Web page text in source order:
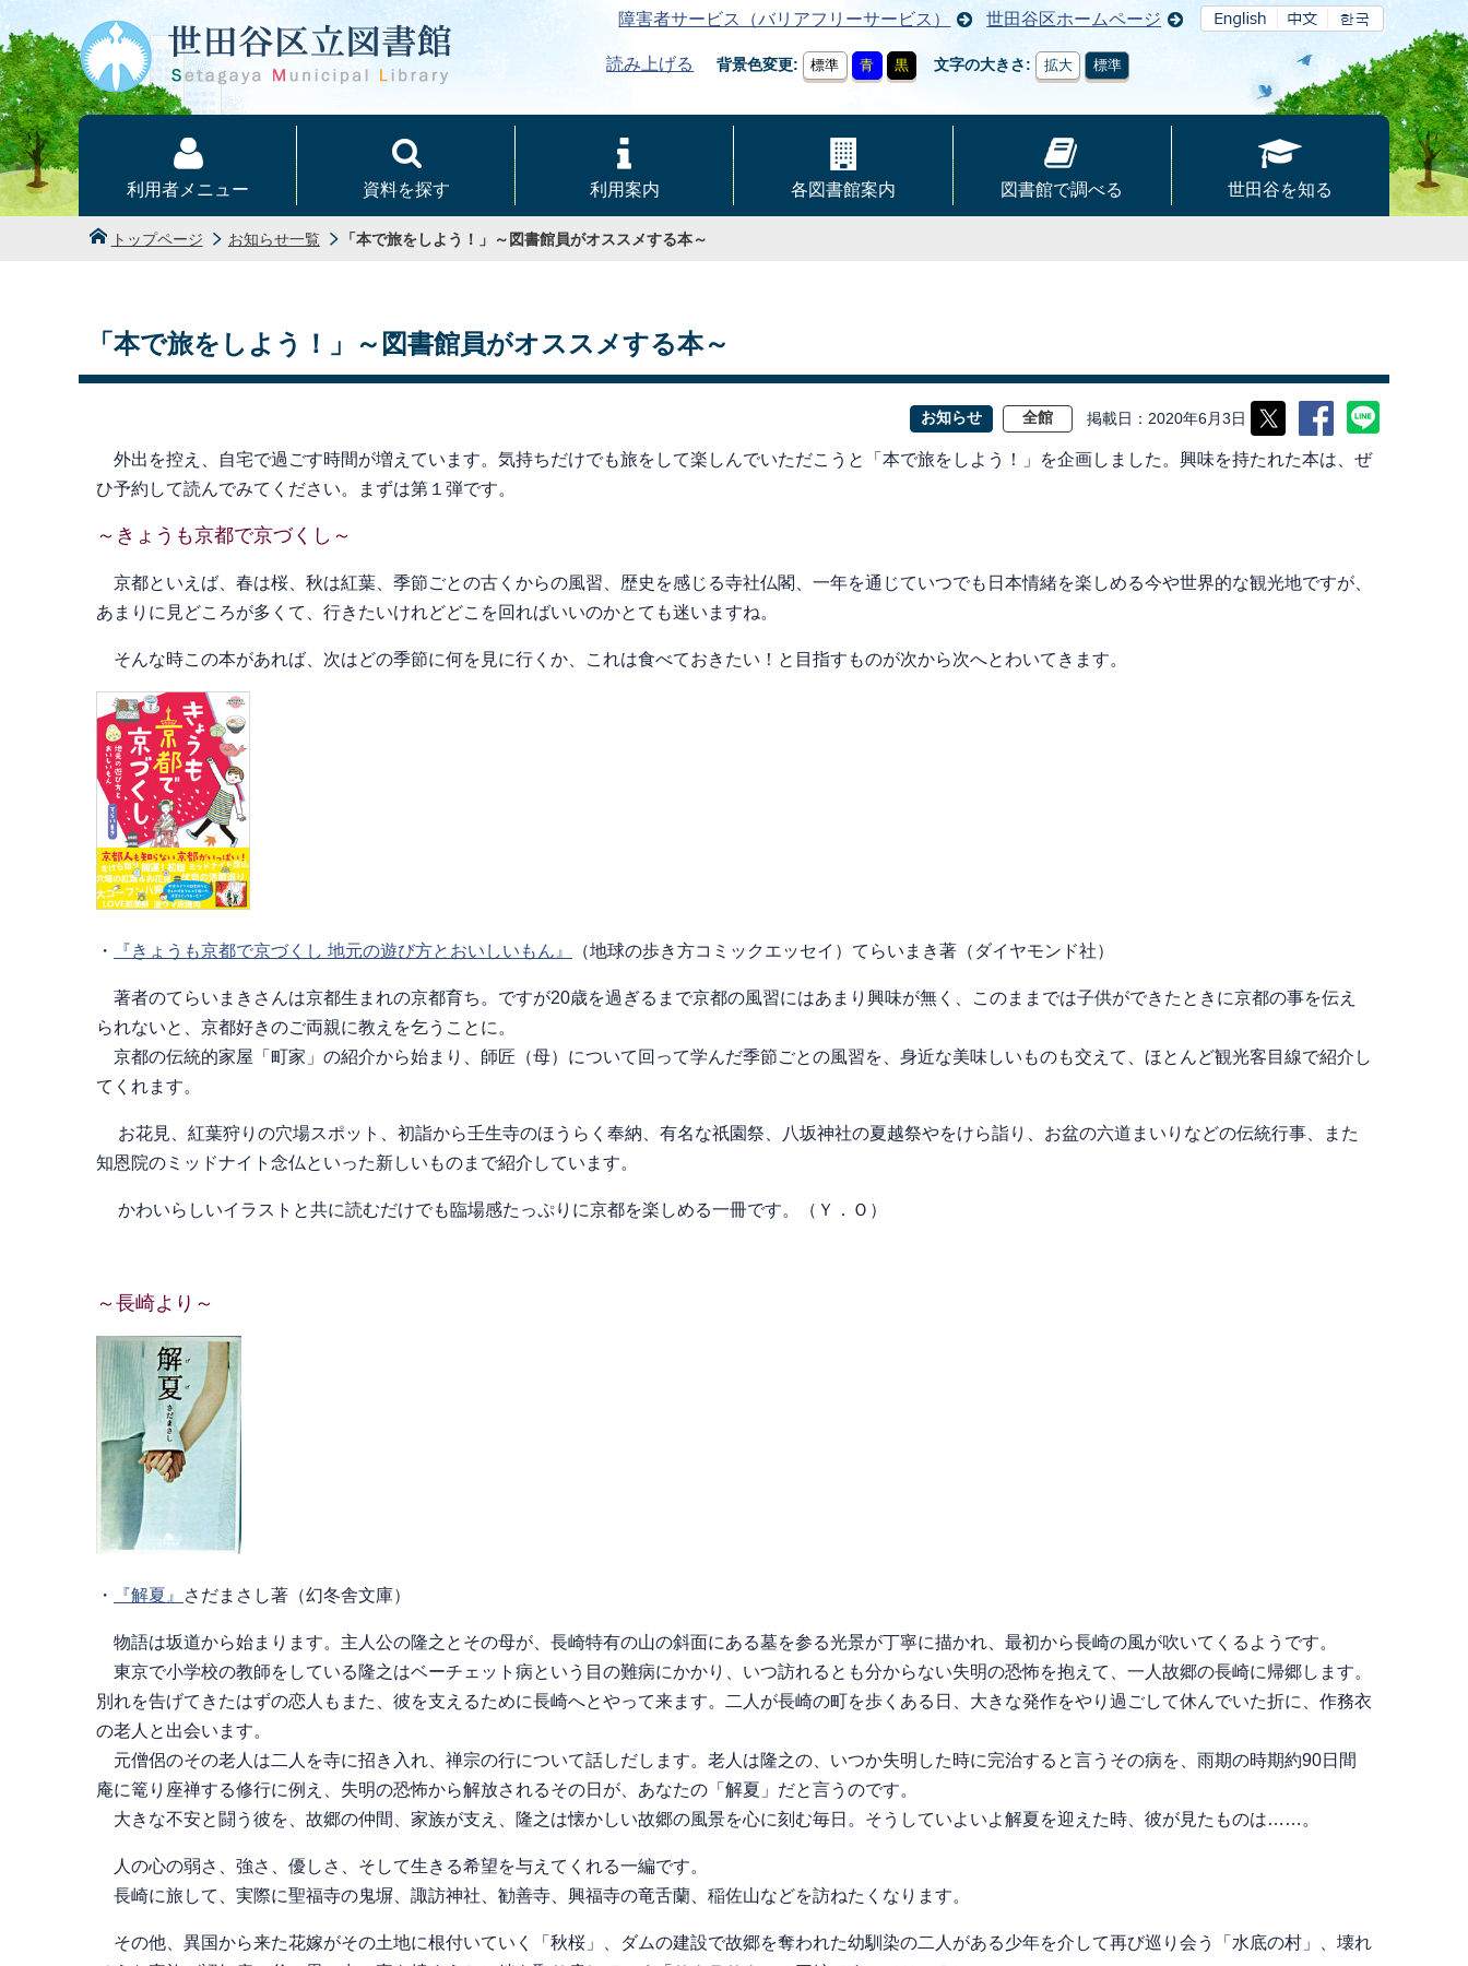
本文へ
障害者サービス（バリアフリーサービス） 世田谷区ホームページ
読み上げる 背景色変更 標準 青 黒 文字の大きさ 拡大 標準
利用者メニュー 資料を探す 利用案内 各図書館案内 図書館で調べる 世田谷を知る
トップページ お知らせ一覧 「本で旅をしよう！」～図書館員がオススメする本～
「本で旅をしよう！」～図書館員がオススメする本～
お知らせ 全館 掲載日 2020年6月3日
外出を控え、自宅で過ごす時間が増えています。気持ちだけでも旅をして楽しんでいただこうと「本で旅をしよう！」を企画しました。興味を持たれた本は、ぜ
ひ予約して読んでみてください。まずは第１弾です。
～きょうも京都で京づくし～
京都といえば、春は桜、秋は紅葉、季節ごとの古くからの風習、歴史を感じる寺社仏閣、一年を通じていつでも日本情緒を楽しめる今や世界的な観光地ですが、
あまりに見どころが多くて、行きたいけれどどこを回ればいいのかとても迷いますね。
そんな時この本があれば、次はどの季節に何を見に行くか、これは食べておきたい！と目指すものが次から次へとわいてきます。
・ 『きょうも京都で京づくし 地元の遊び方とおいしいもん』 （地球の歩き方コミックエッセイ）てらいまき著（ダイヤモンド社）
著者のてらいまきさんは京都生まれの京都育ち。ですが20歳を過ぎるまで京都の風習にはあまり興味が無く、このままでは子供ができたときに京都の事を伝え
られないと、京都好きのご両親に教えを乞うことに。
京都の伝統的家屋「町家」の紹介から始まり、師匠（母）について回って学んだ季節ごとの風習を、身近な美味しいものも交えて、ほとんど観光客目線で紹介し
てくれます。
お花見、紅葉狩りの穴場スポット、初詣から壬生寺のほうらく奉納、有名な祇園祭、八坂神社の夏越祭やをけら詣り、お盆の六道まいりなどの伝統行事、また
知恩院のミッドナイト念仏といった新しいものまで紹介しています。
かわいらしいイラストと共に読むだけでも臨場感たっぷりに京都を楽しめる一冊です。（Ｙ．Ｏ）
～長崎より～
・ 『解夏』 さだまさし著（幻冬舎文庫）
物語は坂道から始まります。主人公の隆之とその母が、長崎特有の山の斜面にある墓を参る光景が丁寧に描かれ、最初から長崎の風が吹いてくるようです。
東京で小学校の教師をしている隆之はベーチェット病という目の難病にかかり、いつ訪れるとも分からない失明の恐怖を抱えて、一人故郷の長崎に帰郷します。
別れを告げてきたはずの恋人もまた、彼を支えるために長崎へとやって来ます。二人が長崎の町を歩くある日、大きな発作をやり過ごして休んでいた折に、作務衣
の老人と出会います。
元僧侶のその老人は二人を寺に招き入れ、禅宗の行について話しだします。老人は隆之の、いつか失明した時に完治すると言うその病を、雨期の時期約90日間
庵に篭り座禅する修行に例え、失明の恐怖から解放されるその日が、あなたの「解夏」だと言うのです。
大きな不安と闘う彼を、故郷の仲間、家族が支え、隆之は懐かしい故郷の風景を心に刻む毎日。そうしていよいよ解夏を迎えた時、彼が見たものは……。
人の心の弱さ、強さ、優しさ、そして生きる希望を与えてくれる一編です。
長崎に旅して、実際に聖福寺の鬼塀、諏訪神社、勧善寺、興福寺の竜舌蘭、稲佐山などを訪ねたくなります。
その他、異国から来た花嫁がその土地に根付いていく「秋桜」、ダムの建設で故郷を奪われた幼馴染の二人がある少年を介して再び巡り会う「水底の村」、壊れ